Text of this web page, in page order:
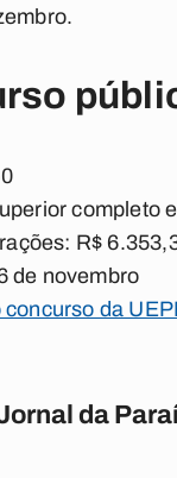
completo
R$
de novembro
concurso da
da